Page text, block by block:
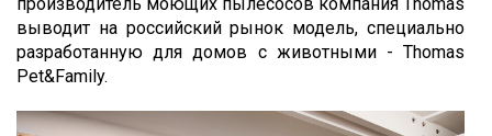
выводит на российский рынок модель, специально
разработанную для домов с животными - Thomas
Pet&Family.